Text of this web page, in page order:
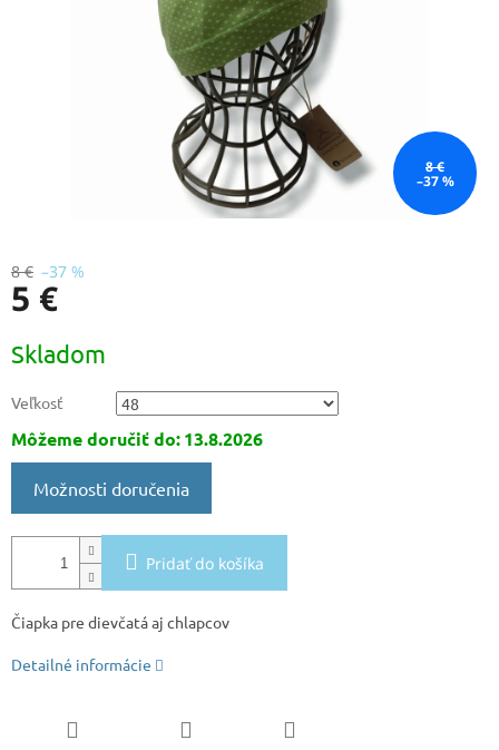
8 €
–37 %
8 € –37 %
5 €
cena:
Skladom
Veľkosť
Môžeme doručiť do:13.8.2026
Možnosti doručenia
Pridať do košíka
Čiapka pre dievčatá aj chlapcov
Detailné informácie